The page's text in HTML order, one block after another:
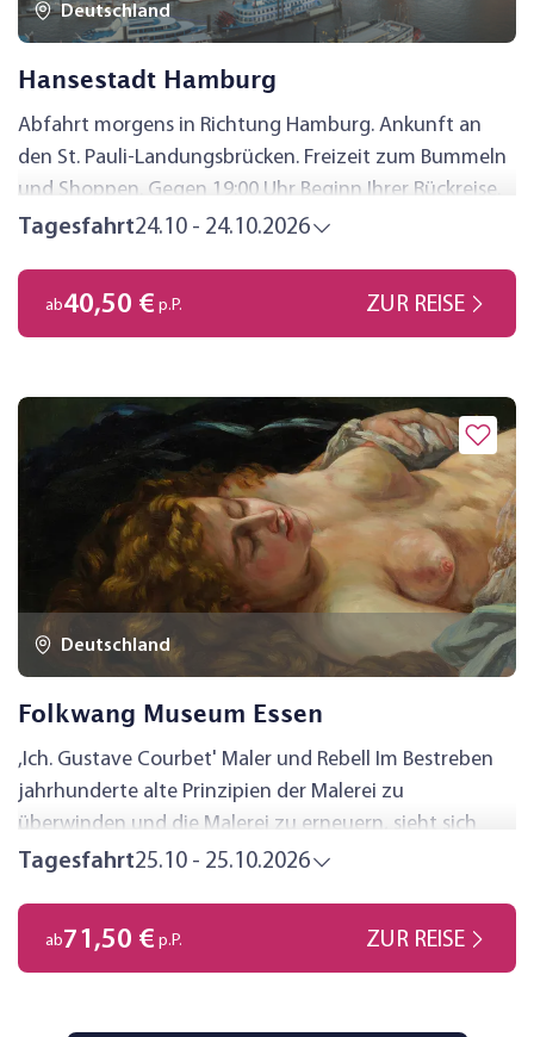
Deutschland
Hansestadt Hamburg
Abfahrt morgens in Richtung Hamburg. Ankunft an
den St. Pauli-Landungsbrücken. Freizeit zum Bummeln
und Shoppen. Gegen 19:00 Uhr Beginn Ihrer Rückreise.
Tagesfahrt24.10 - 24.10.2026
ab40,50 € p.P. ZUR REISE
Deutschland
Folkwang Museum Essen
,Ich. Gustave Courbet' Maler und Rebell Im Bestreben
jahrhunderte alte Prinzipien der Malerei zu
überwinden und die Malerei zu erneuern, sieht sich
Courbet um 1840 veranlasst, eine eigene
Anfeindungen) wird er bereits in den 1850er Jahren
Tagesfahrt25.10 - 25.10.2026
ab71,50 € p.P. ZUR REISE